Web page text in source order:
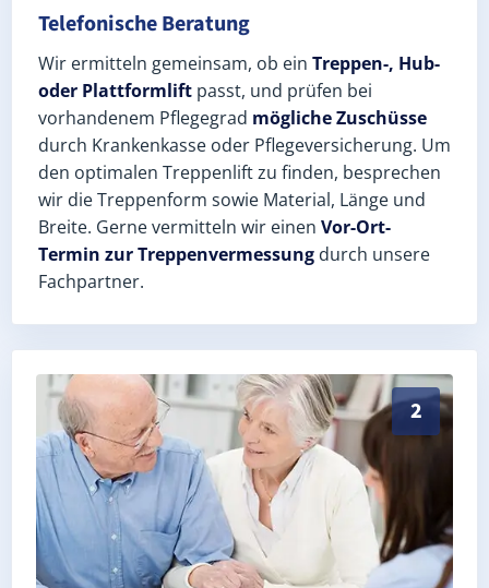
Telefonische Beratung
Wir ermitteln gemeinsam, ob ein Treppen-, Hub-
oder Plattformlift passt, und prüfen bei
vorhandenem Pflegegrad mögliche Zuschüsse
durch Krankenkasse oder Pflegeversicherung. Um
den optimalen Treppenlift zu finden, besprechen
wir die Treppenform sowie Material, Länge und
Breite. Gerne vermitteln wir einen Vor-Ort-
Termin zur Treppenvermessung durch unsere
Fachpartner.
2
Exaktes Aufmaß in Axien (Landkreis Wittenberg) –